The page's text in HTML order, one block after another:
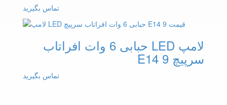
تماس بگیرید
لامپ LED حبابی 6 وات افراتاب
سرپیچ E14 9
تماس بگیرید